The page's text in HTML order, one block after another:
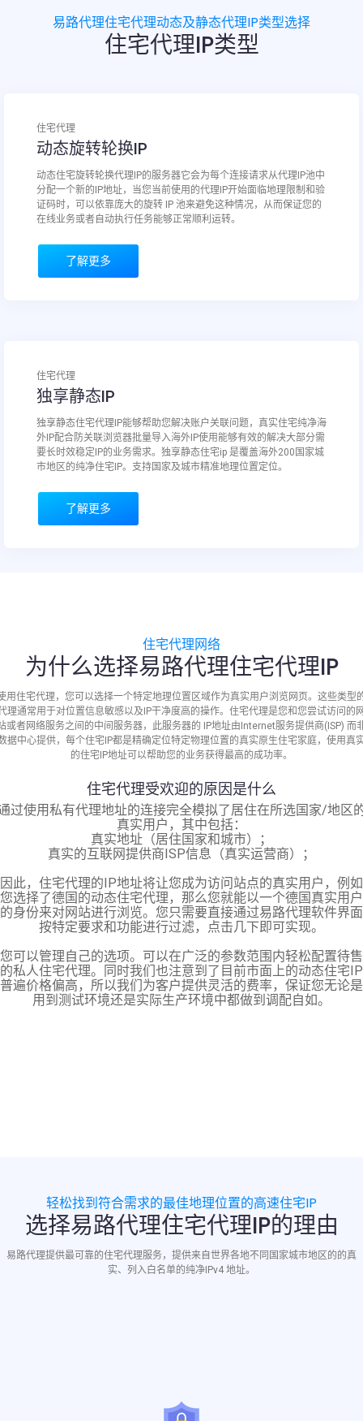
易路代理住宅代理动态及静态代理IP类型选择
住宅代理IP类型
住宅代理
动态旋转轮换IP
动态住宅旋转轮换代理IP的服务器它会为每个连接请求从代理IP池中
分配一个新的IP地址，当您当前使用的代理IP开始面临地理限制和验
证码时，可以依靠庞大的旋转 IP 池来避免这种情况，从而保证您的
在线业务或者自动执行任务能够正常顺利运转。
了解更多
住宅代理
独享静态IP
独享静态住宅代理IP能够帮助您解决账户关联问题，真实住宅纯净海
外IP配合防关联浏览器批量导入海外IP使用能够有效的解决大部分需
要长时效稳定IP的业务需求。独享静态住宅ip 是覆盖海外200国家城
市地区的纯净住宅IP。支持国家及城市精准地理位置定位。
了解更多
住宅代理网络
为什么选择易路代理住宅代理IP
用住宅代理，您可以选择一个特定地理位置区域作为真实用户浏览网页。这些类型
理通常用于对位置信息敏感以及IP干净度高的操作。住宅代理是您和您尝试访问的
或者网络服务之间的中间服务器，此服务器的 IP地址由Internet服务提供商(ISP) 而
据中心提供，每个住宅IP都是精确定位特定物理位置的真实原生住宅家庭，使用真
的住宅IP地址可以帮助您的业务获得最高的成功率。
住宅代理受欢迎的原因是什么
过使用私有代理地址的连接完全模拟了居住在所选国家/地区
真实用户，其中包括：
真实地址（居住国家和城市）；
真实的互联网提供商ISP信息（真实运营商）；
因此，住宅代理的IP地址将让您成为访问站点的真实用户，例如
您选择了德国的动态住宅代理，那么您就能以一个德国真实用户
的身份来对网站进行浏览。您只需要直接通过易路代理软件界面
按特定要求和功能进行过滤，点击几下即可实现。
您可以管理自己的选项。可以在广泛的参数范围内轻松配置待售
的私人住宅代理。同时我们也注意到了目前市面上的动态住宅IP
普遍价格偏高，所以我们为客户提供灵活的费率，保证您无论是
用到测试环境还是实际生产环境中都做到调配自如。
轻松找到符合需求的最佳地理位置的高速住宅IP
选择易路代理住宅代理IP的理由
易路代理提供最可靠的住宅代理服务，提供来自世界各地不同国家城市地区的的真
实、列入白名单的纯净IPv4 地址。